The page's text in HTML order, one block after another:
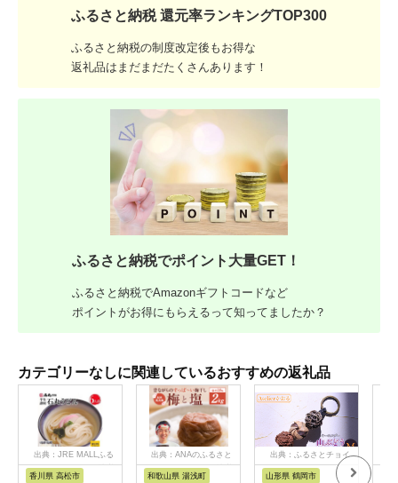
ふるさと納税 還元率ランキングTOP300
ふるさと納税の制度改定後もお得な
返礼品はまだまだたくさんあります！
ふるさと納税でポイント大量GET！
ふるさと納税でAmazonギフトコードなど
ポイントがお得にもらえるって知ってましたか？
カテゴリーなしに関連しているおすすめの返礼品
出典：JRE MALLふる
さと納税
香川県 高松市
出典：ANAのふるさと
納税
和歌山県 湯浅町
出典：ふるさとチョイ
山形県 鶴岡市